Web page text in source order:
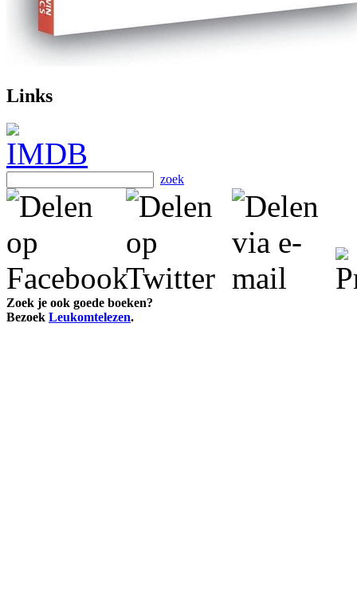
Links
zoek
Zoek je ook goede boeken?
Bezoek Leukomtelezen.